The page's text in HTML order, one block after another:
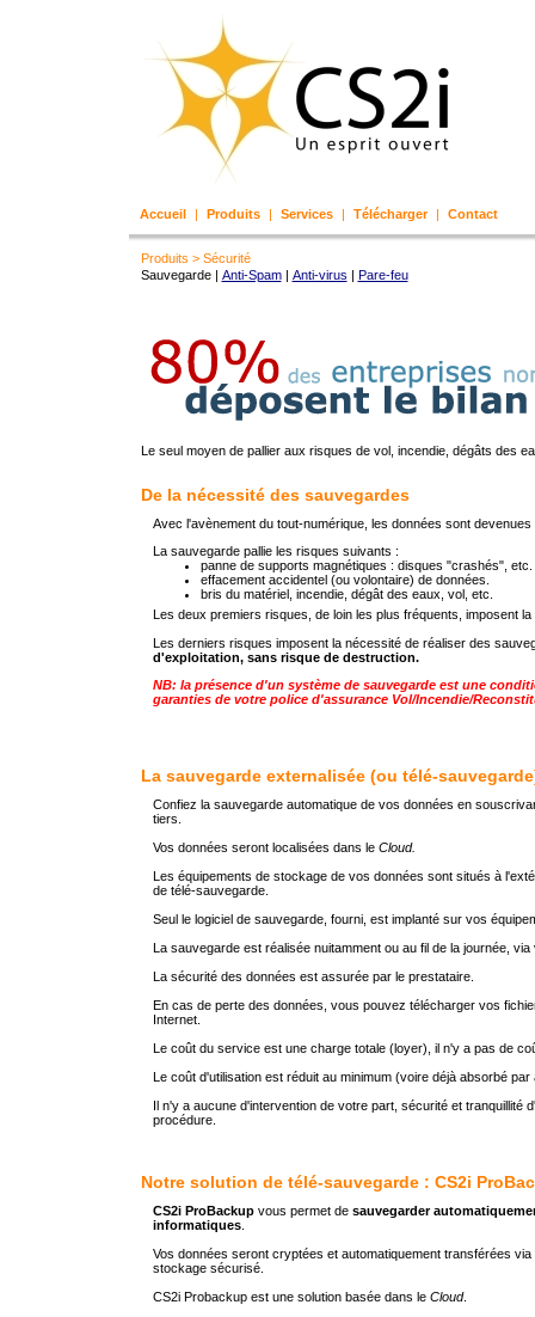
Accueil | Produits | Services | Télécharger | Contact
Produits > Sécurité
Sauvegarde | Anti-Spam| Anti-virus | Pare-feu
Le seul moyen de pallier aux risques de vol, incendie, dégâts des
De la nécessité des sauvegardes
Avec l'avènement du tout-numérique, les données sont
La sauvegarde pallie les risques suivants :
panne de supports magnétiques : disques "crashés", etc.
effacement accidentel (ou volontaire) de données.
bris du matériel, incendie, dégât des eaux, vol, etc.
Les deux premiers risques, de loin les plus fréquents, imposent
Les derniers risques imposent la nécessité de réaliser des
d'exploitation, sans risque de destruction.
NB: la présence d'un système de sauvegarde est une
garanties de votre police d'assurance Vol/Incendie/
La sauvegarde externalisée (ou télé-
Confiez la sauvegarde automatique de vos données en
tiers.
Vos données seront localisées dans le Cloud.
Les équipements de stockage de vos données sont situés à
de télé-sauvegarde.
Seul le logiciel de sauvegarde, fourni, est implanté sur vos
La sauvegarde est réalisée nuitamment ou au fil de la journée,
La sécurité des données est assurée par le prestataire.
En cas de perte des données, vous pouvez télécharger vos
Internet.
Le coût du service est une charge totale (loyer), il n'y a pas de
Le coût d'utilisation est réduit au minimum (voire déjà absorbé par
Il n'y a aucune d'intervention de votre part, sécurité et tranquillité
procédure.
Notre solution de télé-sauvegarde : CS2i
CS2i ProBackup vous permet de sauvegarder
informatiques.
Vos données seront cryptées et automatiquement transférées
stockage sécurisé.
CS2i Probackup est une solution basée dans le Cloud.